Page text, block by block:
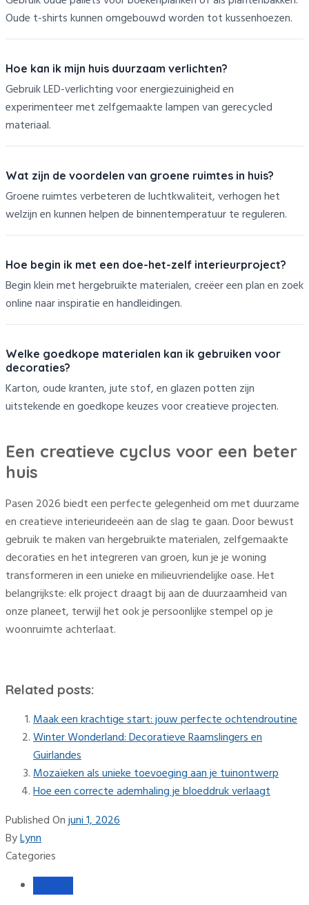
Oude t-shirts kunnen omgebouwd worden tot kussenhoezen.
Hoe kan ik mijn huis duurzaam verlichten?
Gebruik LED-verlichting voor energiezuinigheid en
experimenteer met zelfgemaakte lampen van gerecycled
materiaal.
Wat zijn de voordelen van groene ruimtes in huis?
Groene ruimtes verbeteren de luchtkwaliteit, verhogen het
welzijn en kunnen helpen de binnentemperatuur te reguleren.
Hoe begin ik met een doe-het-zelf interieurproject?
Begin klein met hergebruikte materialen, creëer een plan en zoek
online naar inspiratie en handleidingen.
Welke goedkope materialen kan ik gebruiken voor
decoraties?
Karton, oude kranten, jute stof, en glazen potten zijn
uitstekende en goedkope keuzes voor creatieve projecten.
Een creatieve cyclus voor een beter
huis
Pasen 2026 biedt een perfecte gelegenheid om met duurzame
en creatieve interieurideeën aan de slag te gaan. Door bewust
gebruik te maken van hergebruikte materialen, zelfgemaakte
decoraties en het integreren van groen, kun je je woning
transformeren in een unieke en milieuvriendelijke oase. Het
belangrijkste: elk project draagt bij aan de duurzaamheid van
onze planeet, terwijl het ook je persoonlijke stempel op je
woonruimte achterlaat.
Related posts:
Maak een krachtige start: jouw perfecte ochtendroutine
Winter Wonderland: Decoratieve Raamslingers en
Guirlandes
Mozaïeken als unieke toevoeging aan je tuinontwerp
Hoe een correcte ademhaling je bloeddruk verlaagt
Published Onjuni 1, 2026
ByLynn
Categories
Lifestyle